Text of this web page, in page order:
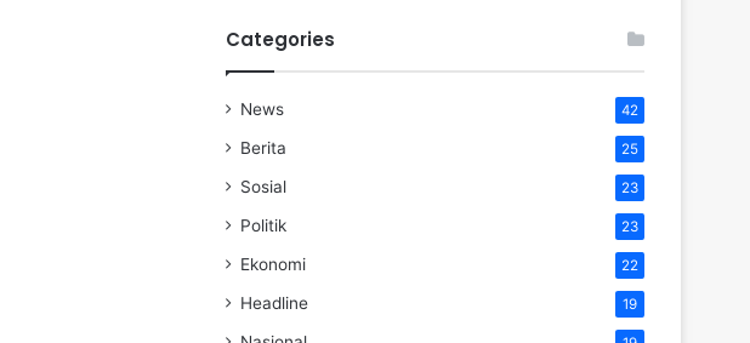
Categories
News 42
Berita 25
Sosial 23
Politik 23
Ekonomi 22
Headline 19